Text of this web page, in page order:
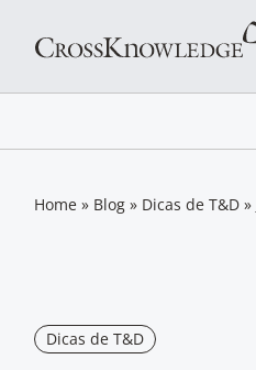
Home» Blog» Dicas de T&D»
Dicas de T&D